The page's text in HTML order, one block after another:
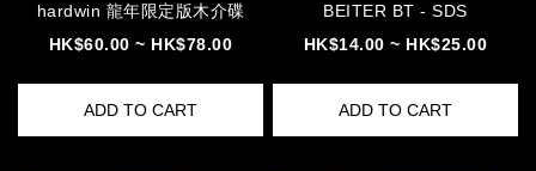
hardwin 龍年限定版木介碟
HK$60.00 ~ HK$78.00
ADD TO CART
BEITER BT - SDS
HK$14.00 ~ HK$25.00
ADD TO CART